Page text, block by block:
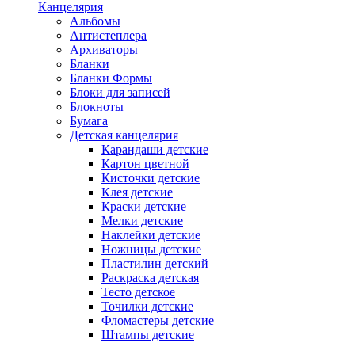
Канцелярия
Альбомы
Антистеплера
Архиваторы
Бланки
Бланки Формы
Блоки для записей
Блокноты
Бумага
Детская канцелярия
Карандаши детские
Картон цветной
Кисточки детские
Клея детские
Краски детские
Мелки детские
Наклейки детские
Ножницы детские
Пластилин детский
Раскраска детская
Тесто детское
Точилки детские
Фломастеры детские
Штампы детские